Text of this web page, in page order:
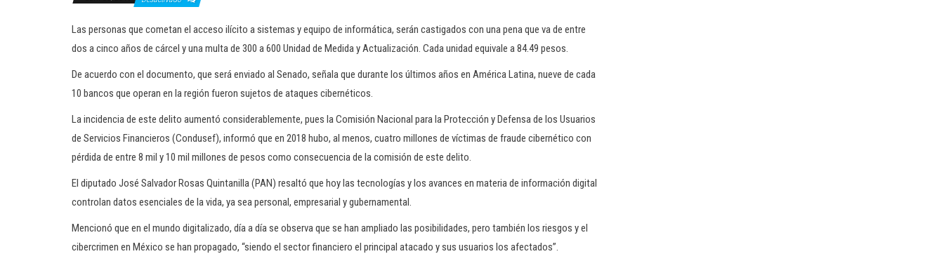
Las personas que cometan el acceso ilícito a sistemas y equipo de informática, serán castigados con una pena que va de entre
dos a cinco años de cárcel y una multa de 300 a 600 Unidad de Medida y Actualización. Cada unidad equivale a 84.49 pesos.
De acuerdo con el documento, que será enviado al Senado, señala que durante los últimos años en América Latina, nueve de cada
10 bancos que operan en la región fueron sujetos de ataques cibernéticos.
La incidencia de este delito aumentó considerablemente, pues la Comisión Nacional para la Protección y Defensa de los Usuarios
de Servicios Financieros (Condusef), informó que en 2018 hubo, al menos, cuatro millones de víctimas de fraude cibernético con
pérdida de entre 8 mil y 10 mil millones de pesos como consecuencia de la comisión de este delito.
El diputado José Salvador Rosas Quintanilla (PAN) resaltó que hoy las tecnologías y los avances en materia de información digital
controlan datos esenciales de la vida, ya sea personal, empresarial y gubernamental.
Mencionó que en el mundo digitalizado, día a día se observa que se han ampliado las posibilidades, pero también los riesgos y el
cibercrimen en México se han propagado, “siendo el sector financiero el principal atacado y sus usuarios los afectados”.